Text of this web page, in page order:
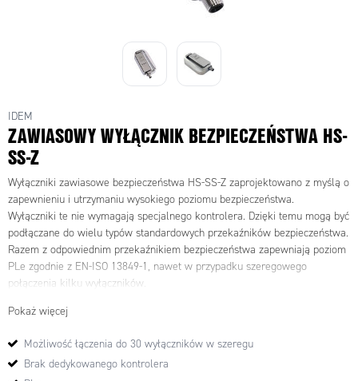
IDEM
ZAWIASOWY WYŁĄCZNIK BEZPIECZEŃSTWA HS-
SS-Z
Wyłączniki zawiasowe bezpieczeństwa HS-SS-Z zaprojektowano z myślą o
zapewnieniu i utrzymaniu wysokiego poziomu bezpieczeństwa.
Wyłączniki te nie wymagają specjalnego kontrolera. Dzięki temu mogą być
podłączane do wielu typów standardowych przekaźników bezpieczeństwa.
Razem z odpowiednim przekaźnikiem bezpieczeństwa zapewniają poziom
PLe zgodnie z EN-ISO 13849-1, nawet w przypadku szeregowego
połączenia kilku wyłączników.
innymi wyłącznikami serii Z, np. z wyłącznikami ryglującymi KLM-Z czy
Wyłączniki HS-SS-Z, oprócz dwóch wyjść bezpieczeństwa OSSD, posiadają
również wyjście sygnalizacyjne PNP.
Pokaż więcej
Możliwość łączenia do 30 wyłączników w szeregu
Brak dedykowanego kontrolera